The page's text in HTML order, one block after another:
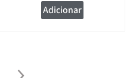
Adicionar